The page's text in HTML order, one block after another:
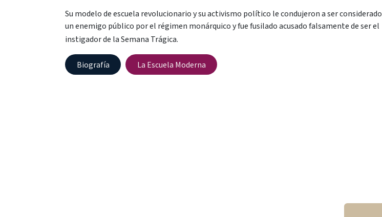
Su modelo de escuela revolucionario y su activismo político le condujeron a ser considerado
un enemigo público por el régimen monárquico y fue fusilado acusado falsamente de ser el
instigador de la Semana Trágica.
Biograf​​​​ía La Escuela M​​​​oderna